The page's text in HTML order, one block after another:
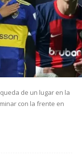
de un lugar en la
con la frente en